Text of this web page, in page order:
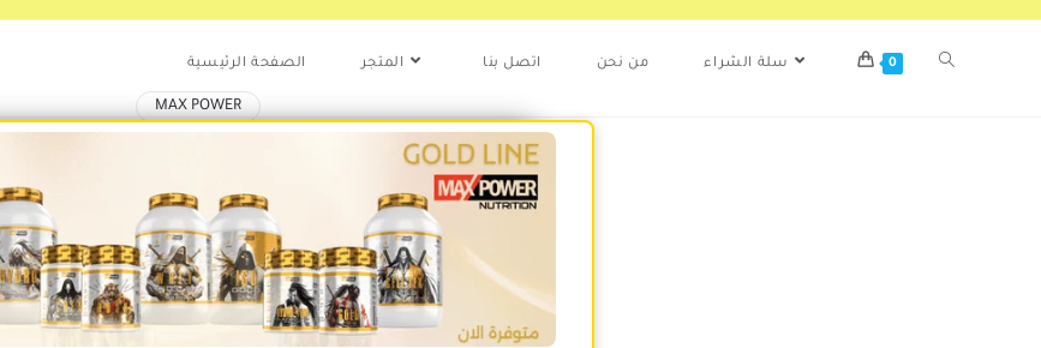
الصفحة الرئيسية المتجر اتصل بنا من نحن سلة الشراء 0
MAX POWER